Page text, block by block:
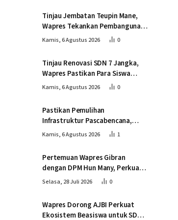
Tinjau Jembatan Teupin Mane,
Wapres Tekankan Pembangunan
Infrastruktur Berjalan Tepat
Kamis, 6 Agustus 2026 0
Tinjau Renovasi SDN 7 Jangka,
Wapres Pastikan Para Siswa
Kembali Belajar dengan Layak
Kamis, 6 Agustus 2026 0
Pastikan Pemulihan
Infrastruktur Pascabencana,
Wapres Tinjau Progres
Kamis, 6 Agustus 2026 1
Pertemuan Wapres Gibran
dengan DPM Hun Many, Perkuat
Kemitraan Strategis Indonesia –
Selasa, 28 Juli 2026 0
Wapres Dorong AJBI Perkuat
Ekosistem Beasiswa untuk SDM